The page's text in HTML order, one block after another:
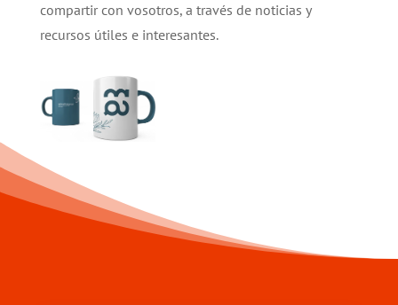
compartir con vosotros, a través de noticias y
recursos útiles e interesantes.